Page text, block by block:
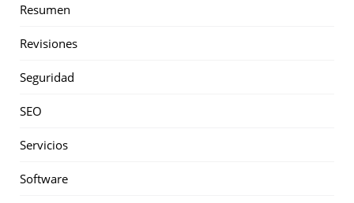
Resumen
Revisiones
Seguridad
SEO
Servicios
Software